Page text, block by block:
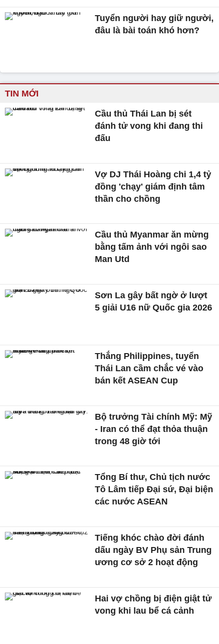
Tuyển người hay giữ người,
đâu là bài toán khó hơn?
TIN MỚI
Cầu thủ Thái Lan bị sét
đánh tử vong khi đang thi
đấu
Vợ DJ Thái Hoàng chi 1,4 tỷ
đồng 'chạy' giám định tâm
thần cho chồng
Cầu thủ Myanmar ăn mừng
bằng tấm ảnh với ngôi sao
Man Utd
Sơn La gây bất ngờ ở lượt
5 giải U16 nữ Quốc gia 2026
Thắng Philippines, tuyển
Thái Lan cầm chắc vé vào
bán kết ASEAN Cup
Bộ trưởng Tài chính Mỹ: Mỹ
- Iran có thể đạt thỏa thuận
trong 48 giờ tới
Tổng Bí thư, Chủ tịch nước
Tô Lâm tiếp Đại sứ, Đại biện
các nước ASEAN
Tiếng khóc chào đời đánh
dấu ngày BV Phụ sản Trung
ương cơ sở 2 hoạt động
Hai vợ chồng bị điện giật tử
vong khi lau bể cá cảnh